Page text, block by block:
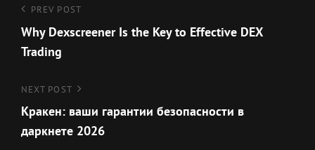
Navigazione
articoli
Previous
Post
PREV POST
Why Dexscreener Is the Key to Effective DEX
Trading
Next
Post
NEXT POST
Кракен: ваши гарантии безопасности в
даркнете 2026